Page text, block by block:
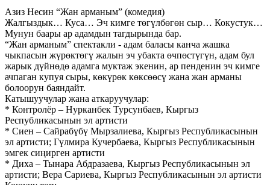
Азиз Несин “Жан арманым” (комедия)
Жалгыздык… Куса… Эч кимге төгүлбөгөн сыр… Кокустук…
Мунун баары ар адамдын тагдырында бар.
“Жан арманым” спектакли - адам баласы канча жашка
чыкпасын жүрөктөгү жалын эч убакта өчпөстүгүн, адам бул
жарык дүйнөдө адамга муктаж экенин, ар пенденин эч кимге
ачпаган купуя сыры, көкүрөк көксөөсү жана жан арманы
болоорун баяндайт.
Катышуучулар жана аткаруучулар:
* Контролёр – Нурканбек Турсунбаев, Кыргыз
Республикасынын эл артисти
* Сиен – Сайрабүбү Мырзалиева, Кыргыз Республикасынын
эл артисти; Гүлмира Кучербаева, Кыргыз Республикасынын
эмгек сиңирген артисти
* Диха – Тынара Абдразаева, Кыргыз Республикасынын эл
артисти; Вера Сариева, Кыргыз Республикасынын эл артисти